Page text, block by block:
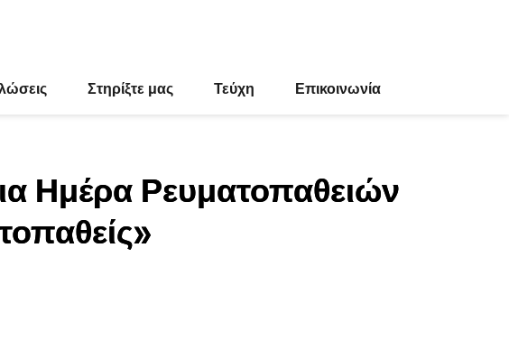
Στηρίξτε μας Τεύχη Επικοινωνία
Ημέρα Ρευματοπαθειών